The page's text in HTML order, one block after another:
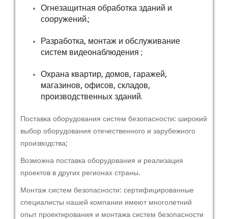
Огнезащитная обработка зданий и
сооружений.;
Разработка, монтаж и обслуживание
систем видеонаблюдения ;
Охрана квартир, домов, гаражей,
магазинов, офисов, складов,
производственных зданий.
Поставка оборудования систем безопасности: широкий
выбор оборудования отечественного и зарубежного
производства;
Возможна поставка оборудования и реализация
проектов в других регионах страны.
Монтаж систем безопасности: сертифицированные
специалисты нашей компании имеют многолетний
опыт проектирования и монтажа систем безопасности